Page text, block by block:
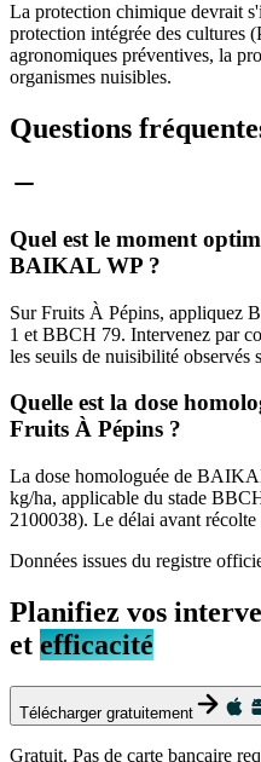
La protection chimique devrait
protection intégrée des cultures
agronomiques préventives, la
organismes nuisibles.
Questions
Quel est le moment
BAIKAL WP ?
Sur Fruits À Pépins, appliquez
1 et BBCH 79. Intervenez par
les seuils de nuisibilité observés
Quelle est la dose
Fruits À Pépins ?
La dose homologuée de
kg/ha, applicable du stade
2100038). Le délai avant
Données issues du registre
Planifiez vos
et efficacité
Télécharger gratuitement
Gratuit. Pas de carte bancaire